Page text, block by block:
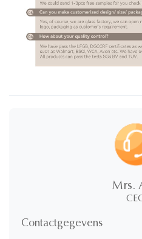
Mrs.
Contactgegevens